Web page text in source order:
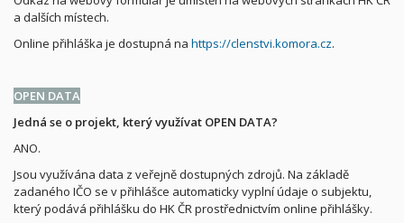
a dalších místech.
Online přihláška je dostupná na https://clenstvi.komora.cz.
OPEN DATA
Jedná se o projekt, který využívat OPEN DATA?
ANO.
Jsou využívána data z veřejně dostupných zdrojů. Na základě
zadaného IČO se v přihlášce automaticky vyplní údaje o subjektu,
který podává přihlášku do HK ČR prostřednictvím online přihlášky.